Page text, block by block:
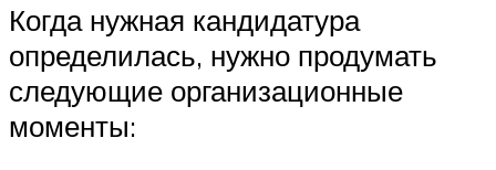
Когда нужная кандидатура
определилась, нужно продумать
следующие организационные
моменты: